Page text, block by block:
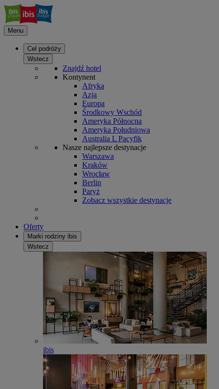
Menu
Cel podróży
Wstecz
Znajdź hotel
Kontynent
Afryka
Azja
Europa
Środkowy Wschód
Ameryka Północna
Ameryka Południowa
Australia L Pacyfik
Nasze najlepsze destynacje
Warszawa
Kraków
Wrocław
Berlin
Paryż
Zobacz wszystkie destynacje
Oferty
Marki rodziny ibis
Wstecz
ibis